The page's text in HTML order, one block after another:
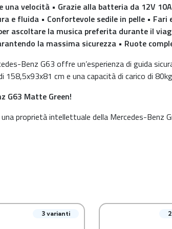
velocità • Grazie alla batteria da 12V
e fluida • Confortevole sedile in pelle • Fari
ascoltare la musica preferita durante il
la massima sicurezza • Ruote
Benz G63 offre un’esperienza di guida
158,5x93x81 cm e una capacità di carico di
G63 Matte Green!
proprietà intellettuale della Mercedes-Benz
3 varianti